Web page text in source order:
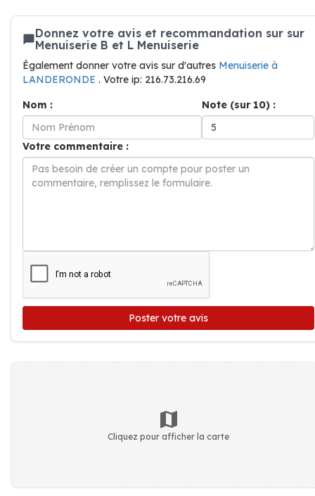
Donnez votre avis et recommandation sur sur
Menuiserie B et L Menuiserie
Également donner votre avis sur d'autres Menuiserie à
LANDERONDE . Votre ip: 216.73.216.69
Nom :
Note (sur 10) :
Votre commentaire :
Poster votre avis
Cliquez pour afficher la carte